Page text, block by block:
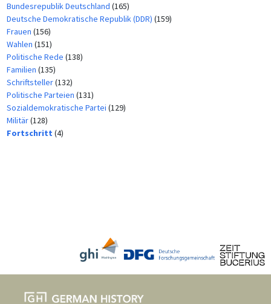
Bundesrepublik Deutschland (165)
Deutsche Demokratische Republik (DDR) (159)
Frauen (156)
Wahlen (151)
Politische Rede (138)
Familien (135)
Schriftsteller(132)
Politische Parteien (131)
Sozialdemokratische Partei (129)
Militär(128)
Fortschritt (4)